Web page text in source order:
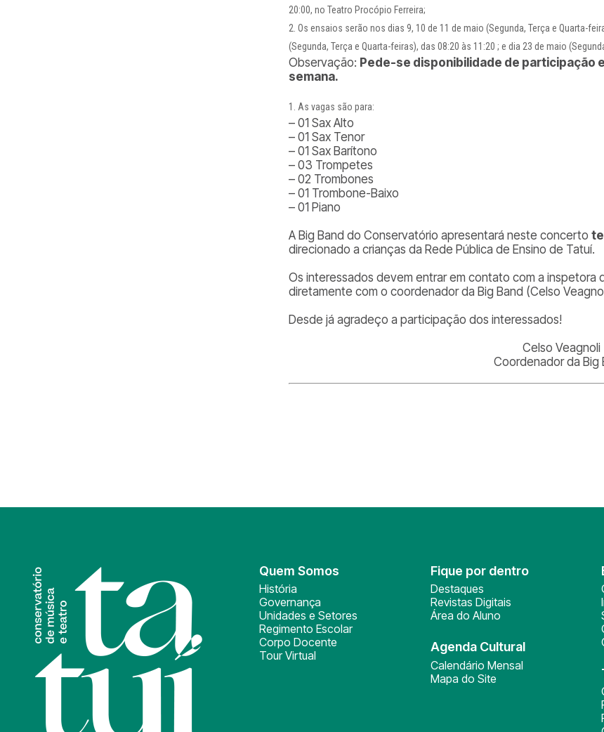
20:00, no Teatro Procópio Ferreira;
Os ensaios serão nos dias 9, 10 de 11 de maio (Segunda, Terça e Quarta-
(Segunda, Terça e Quarta-feiras), das 08:20 às 11:20 ; e dia 23 de maio
Observação: Pede-se disponibilidade de participação
semana.
As vagas são para:
– 01 Sax Alto
– 01 Sax Tenor
– 01 Sax Barítono
– 03 Trompetes
– 02 Trombones
– 01 Trombone-Baixo
– 01 Piano
A Big Band do Conservatório apresentará neste concerto
direcionado a crianças da Rede Pública de Ensino de Tatuí.
Os interessados devem entrar em contato com a inspetora
diretamente com o coordenador da Big Band (Celso
Desde já agradeço a participação dos interessados!
Celso Veagnoli
Coordenador da Big
Quem Somos
História
Governança
Unidades e Setores
Regimento Escolar
Corpo Docente
Tour Virtual
Fique por dentro
Destaques
Revistas Digitais
Área do Aluno
Agenda Cultural
Calendário Mensal
Mapa do Site